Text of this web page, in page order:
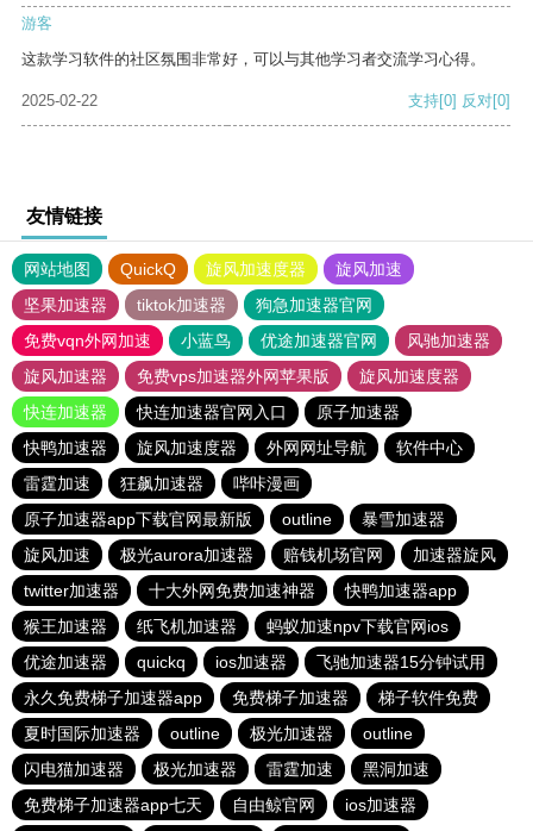
游客
这款学习软件的社区氛围非常好，可以与其他学习者交流学习心得。
2025-02-22 支持[0] 反对[0]
友情链接
网站地图 QuickQ 旋风加速度器
旋风加速
坚果加速器
tiktok加速器
狗急加速器官网
免费vqn外网加速
小蓝鸟 优途加速器官网
风驰加速器
旋风加速器
免费vps加速器外网苹果版
旋风加速度器
快连加速器
快连加速器官网入口
原子加速器
快鸭加速器
旋风加速度器 外网网址导航
软件中心
雷霆加速
狂飙加速器
哔咔漫画
原子加速器app下载官网最新版
outline
暴雪加速器
旋风加速
极光aurora加速器 赔钱机场官网
加速器旋风
twitter加速器
十大外网免费加速神器
快鸭加速器app
猴王加速器
纸飞机加速器
蚂蚁加速npv下载官网ios
优途加速器
quickq ios加速器
飞驰加速器15分钟试用
永久免费梯子加速器app
免费梯子加速器
梯子软件免费
夏时国际加速器
outline 极光加速器
outline
闪电猫加速器
极光加速器 雷霆加速
黑洞加速
免费梯子加速器app七天
自由鲸官网 ios加速器